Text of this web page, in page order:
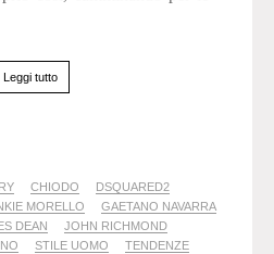
Leggi tutto
CHIODO
DSQUARED2
MORELLO
GAETANO NAVARRA
DEAN
JOHN RICHMOND
STILE UOMO TENDENZE